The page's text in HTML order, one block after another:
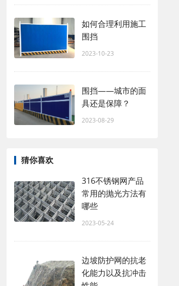
如何合理利用施工
围挡
2023-10-23
围挡——城市的面
具还是保障？
2023-08-29
猜你喜欢
316不锈钢网产品
常用的抛光方法有
哪些
2023-05-24
边坡防护网的抗老
化能力以及抗冲击